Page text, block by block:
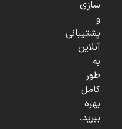
سازی
و
پشتیبانی
آنلاین
به
طور
کامل
بهره
ببرید.